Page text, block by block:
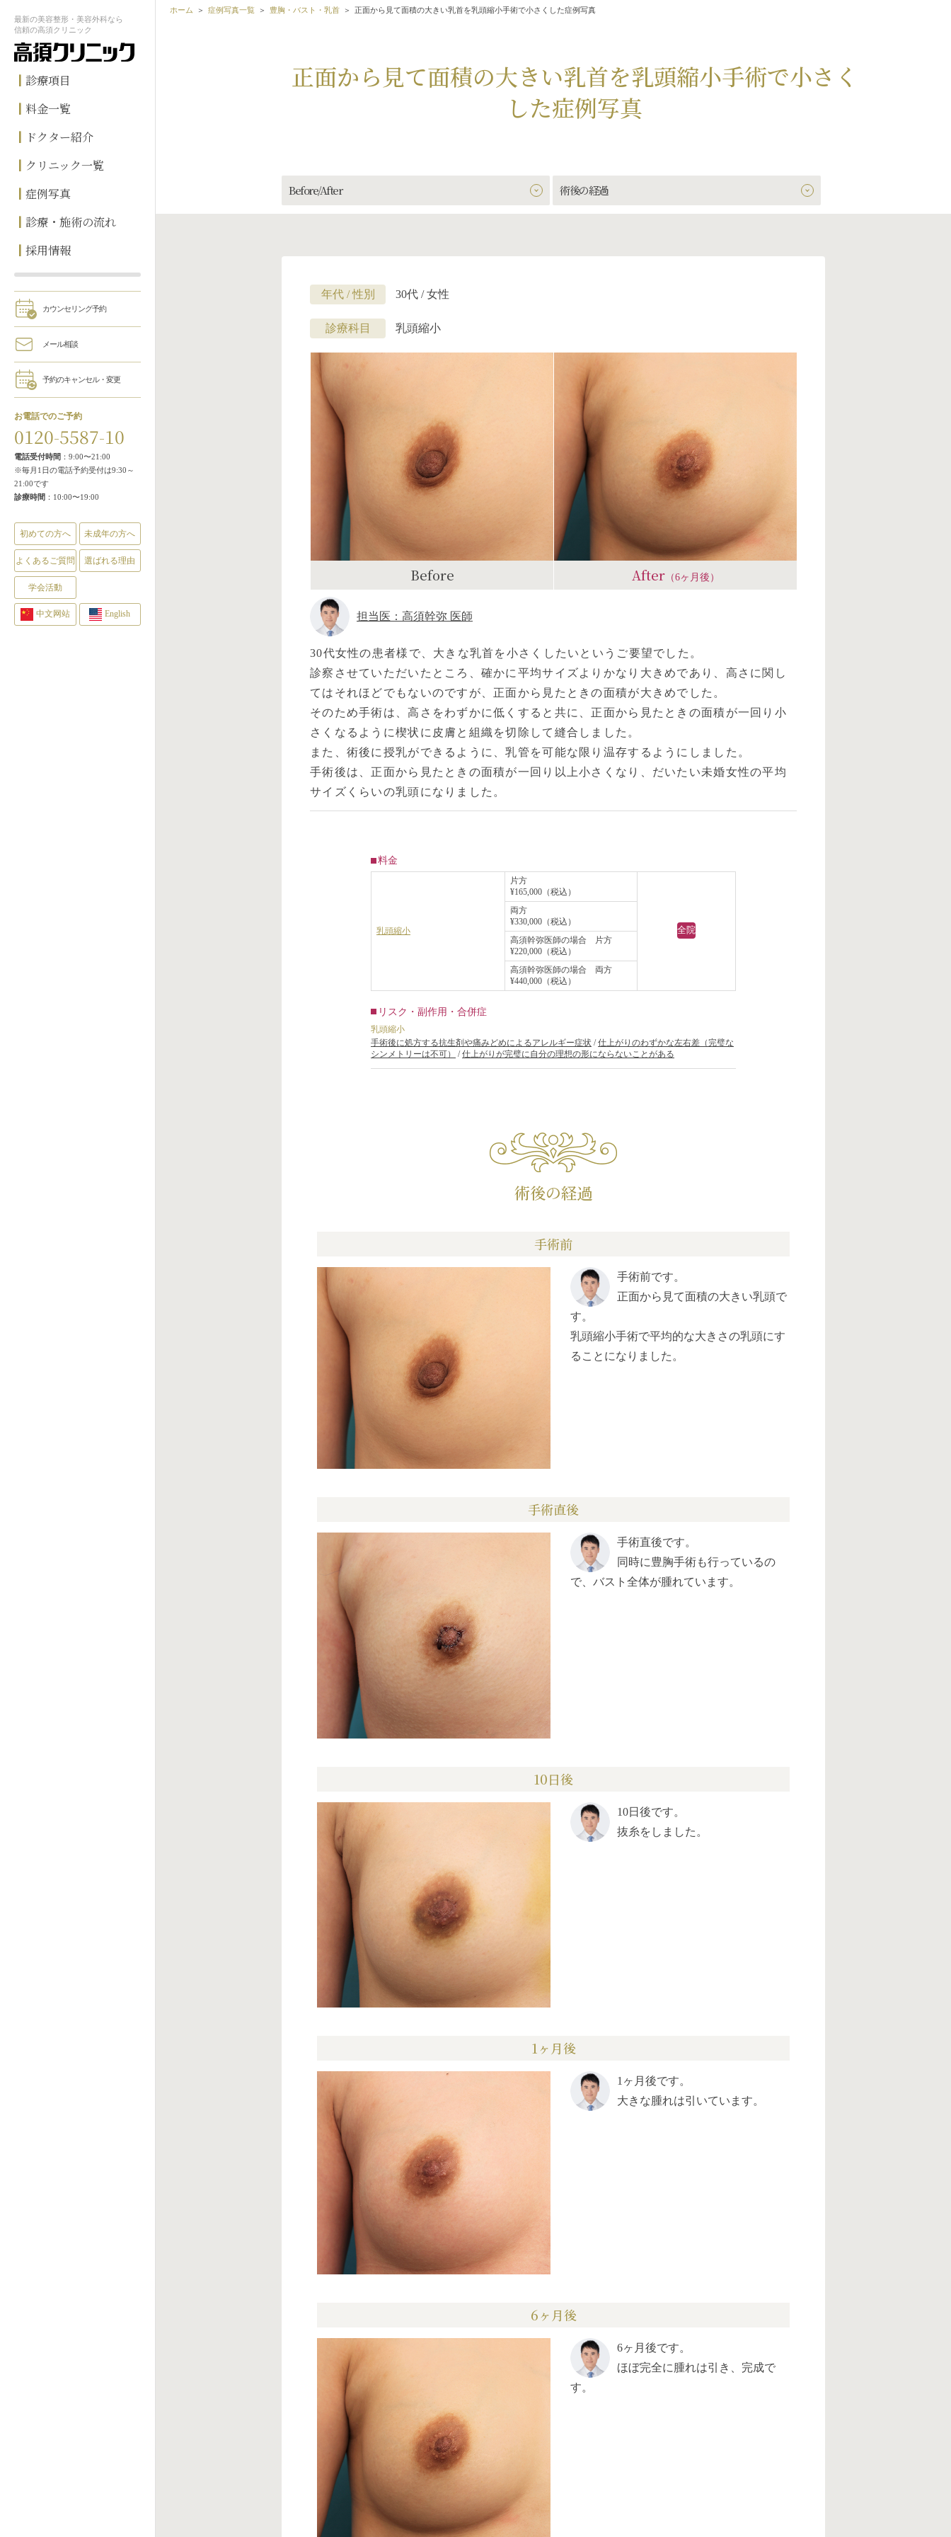
最新の美容整形・美容外科なら
信頼の高須クリニック
診療項目
料金一覧
ドクター紹介
クリニック一覧
症例写真
診療・施術の流れ
採用情報
カウンセリング予約
メール相談
予約のキャンセル・変更
お電話でのご予約
0120-5587-10
電話受付時間 ：9:00〜21:00
※毎月1日の電話予約受付は9:30～
21:00です
診療時間 ：10:00〜19:00
初めての方へ 未成年の方へ
よくあるご質問 選ばれる理由
学会活動
中文网站 English
ホーム 症例写真一覧 豊胸・バスト・乳首 正面から見て面積の大きい乳首を乳頭縮小手術で小さくした症例写真
正面から見て面積の大きい乳首を乳頭縮小手術で小さく
した症例写真
Before/After 術後の経過
年代 / 性別 30代 / 女性
診療科目 乳頭縮小
Before After（6ヶ月後）
担当医：高須幹弥 医師
30代女性の患者様で、大きな乳首を小さくしたいというご要望でした。
診察させていただいたところ、確かに平均サイズよりかなり大きめであり、高さに関し
てはそれほどでもないのですが、正面から見たときの面積が大きめでした。
そのため手術は、高さをわずかに低くすると共に、正面から見たときの面積が一回り小
さくなるように楔状に皮膚と組織を切除して縫合しました。
また、術後に授乳ができるように、乳管を可能な限り温存するようにしました。
手術後は、正面から見たときの面積が一回り以上小さくなり、だいたい未婚女性の平均
サイズくらいの乳頭になりました。
料金
乳頭縮小
片方
¥165,000（税込）
全院
両方
¥330,000（税込）
高須幹弥医師の場合 片方
¥220,000（税込）
高須幹弥医師の場合 両方
¥440,000（税込）
リスク・副作用・合併症
乳頭縮小
手術後に処方する抗生剤や痛みどめによるアレルギー症状 /仕上がりのわずかな左右差（完璧な
シンメトリーは不可）
/仕上がりが完璧に自分の理想の形にならないことがある
術後の経過
手術前
手術前です。
正面から見て面積の大きい乳頭で
す。
乳頭縮小手術で平均的な大きさの乳頭にす
ることになりました。
手術直後
手術直後です。
同時に豊胸手術も行っているの
で、バスト全体が腫れています。
10日後
10日後です。
抜糸をしました。
1ヶ月後
1ヶ月後です。
大きな腫れは引いています。
6ヶ月後
6ヶ月後です。
ほぼ完全に腫れは引き、完成で
す。